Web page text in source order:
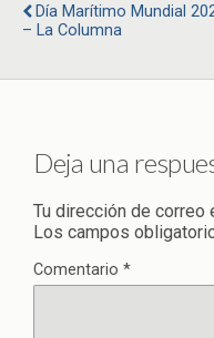
Día Marítimo Mundial
– La Columna
Deja una
Tu dirección de correo
Los campos
Comentario *